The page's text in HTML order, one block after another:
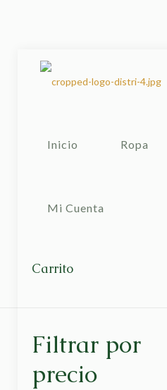
Inicio Ropa
Mi Cuenta
Carrito
Filtrar por
precio